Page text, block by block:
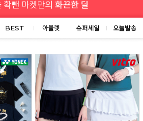
BEST 아울렛 슈퍼세일 오늘발송